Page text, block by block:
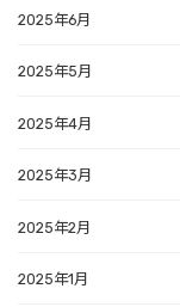
2025年6月
2025年5月
2025年4月
2025年3月
2025年2月
2025年1月